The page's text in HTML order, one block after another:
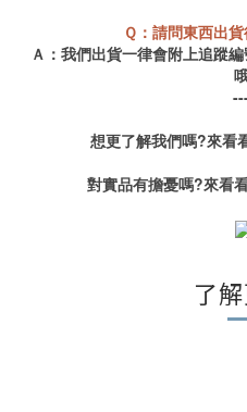
Ｑ：請問東西出
Ａ：我們出貨一律會附上追蹤
想更了解我們嗎?來看
對實品有擔憂嗎?來看
了